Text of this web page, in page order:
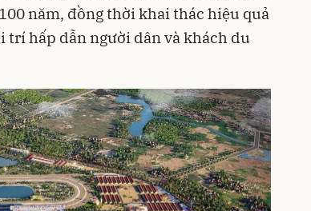
năm, đồng thời khai thác hiệu quả
trí hấp dẫn người dân và khách du